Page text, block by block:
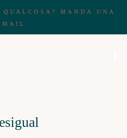
MANDA UNA
MAIL